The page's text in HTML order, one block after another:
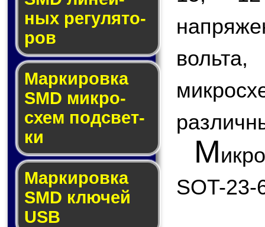
ных ре­гу­ля­то­
ров
Маркировка
SMD мик­ро­
схем под­свет­
ки
Маркировка
SMD клю­чей
USB
М
SOT-23-